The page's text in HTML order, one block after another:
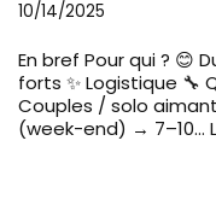
10/14/2025
En bref Pour qui ? 😊
forts ✨ Logistique 🔧
Couples / solo
(week-end) → 7–10…